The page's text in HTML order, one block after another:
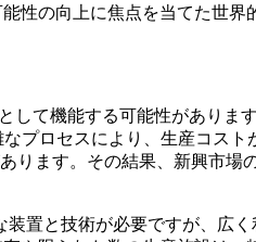
性の向上に焦点を当てた世
て機能する可能性がありま
プロセスにより、生産コス
ます。その結果、新興市場
置と技術が必要ですが、広